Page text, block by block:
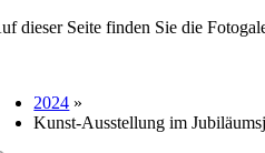
dieser Seite finden Sie die
2024 »
Kunst-Ausstellung im